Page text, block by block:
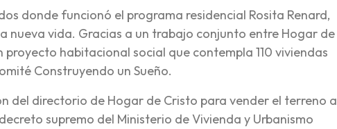
donde funcionó el programa residencial Rosita Renard,
nueva vida. Gracias a un trabajo conjunto entre Hogar de
proyecto habitacional social que contempla 110 viviendas
Construyendo un Sueño.
del directorio de Hogar de Cristo para vender el terreno a
supremo del Ministerio de Vivienda y Urbanismo